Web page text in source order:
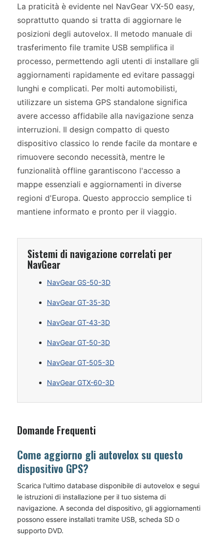
La praticità è evidente nel NavGear VX-50 easy,
soprattutto quando si tratta di aggiornare le
posizioni degli autovelox. Il metodo manuale di
trasferimento file tramite USB semplifica il
processo, permettendo agli utenti di installare gli
aggiornamenti rapidamente ed evitare passaggi
lunghi e complicati. Per molti automobilisti,
utilizzare un sistema GPS standalone significa
avere accesso affidabile alla navigazione senza
interruzioni. Il design compatto di questo
dispositivo classico lo rende facile da montare e
rimuovere secondo necessità, mentre le
funzionalità offline garantiscono l'accesso a
mappe essenziali e aggiornamenti in diverse
regioni d'Europa. Questo approccio semplice ti
mantiene informato e pronto per il viaggio.
Sistemi di navigazione correlati per
NavGear
NavGear GS-50-3D
NavGear GT-35-3D
NavGear GT-43-3D
NavGear GT-50-3D
NavGear GT-505-3D
NavGear GTX-60-3D
Domande Frequenti
Come aggiorno gli autovelox su questo
dispositivo GPS?
Scarica l'ultimo database disponibile di autovelox e segui
le istruzioni di installazione per il tuo sistema di
navigazione. A seconda del dispositivo, gli aggiornamenti
possono essere installati tramite USB, scheda SD o
supporto DVD.